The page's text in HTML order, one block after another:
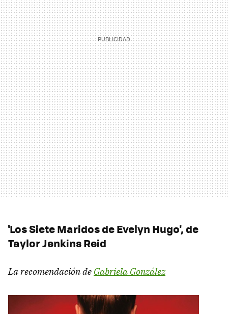
'Los Siete Maridos de Evelyn Hugo', de
Taylor Jenkins Reid
La recomendación de Gabriela González